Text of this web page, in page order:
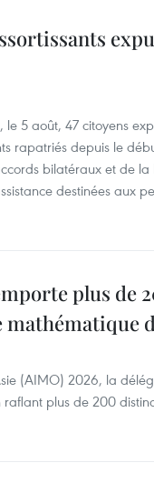
5 août, 47 citoyens
rapatriés depuis le
bilatéraux et de la
destinées aux
plus de
(AIMO) 2026, la
plus de 200